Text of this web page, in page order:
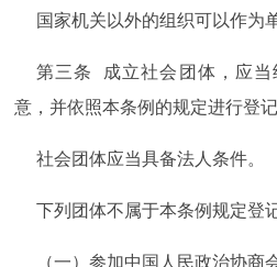
国家机关以外的组织可以作为
第三条 成立社会团体，应当
意，并依照本条例的规定进行登记
社会团体应当具备法人条件。
下列团体不属于本条例规定登
（一）参加中国人民政治协商